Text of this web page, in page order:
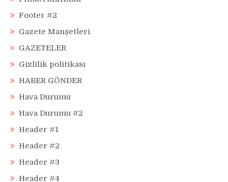
Footer #2
Gazete Manşetleri
GAZETELER
Gizlilik politikası
HABER GÖNDER
Hava Durumu
Hava Durumu #2
Header #1
Header #2
Header #3
Header #4